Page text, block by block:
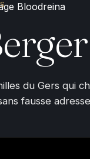
du Gers qui
fausse